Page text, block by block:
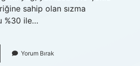
sahip olan sızma
%30 ile…
Yorum Bırak